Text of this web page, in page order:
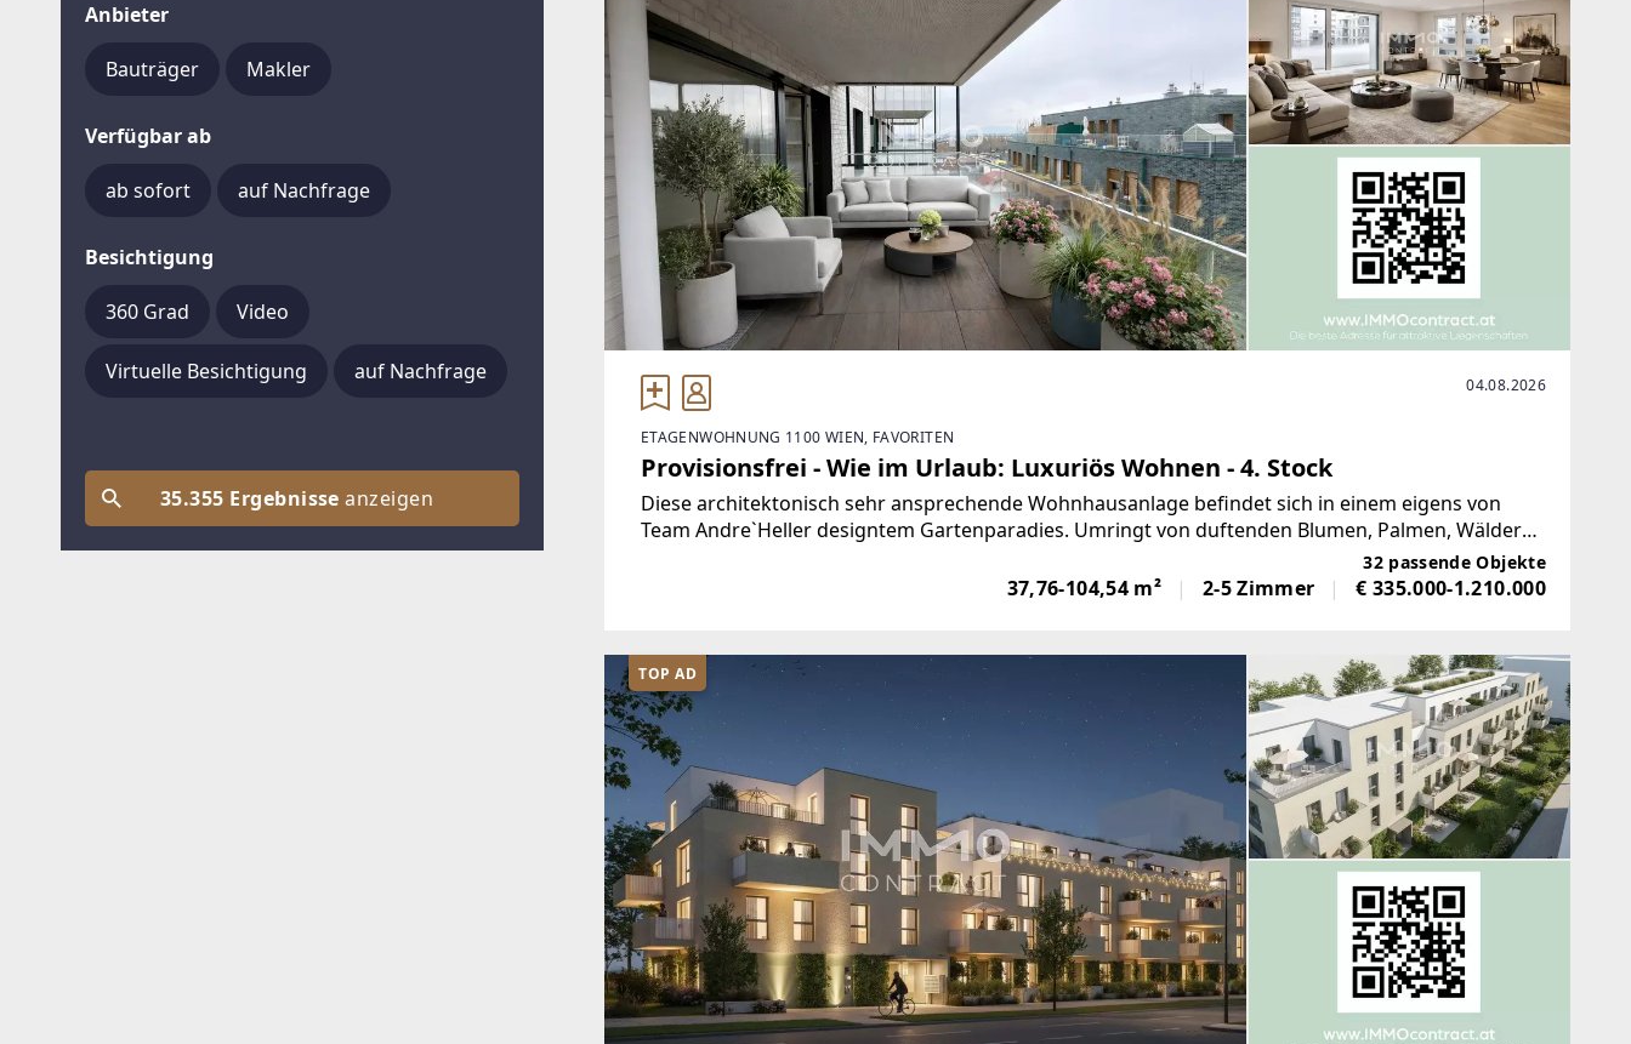
Anbieter
Bauträger Makler
Verfügbar ab
ab sofort auf Nachfrage
Besichtigung
360 Grad Video
Virtuelle Besichtigung auf Nachfrage
35.355 Ergebnisseanzeigen
04.08.2026
ETAGENWOHNUNG 1100 WIEN, FAVORITEN
Provisionsfrei - Wie im Urlaub: Luxuriös Wohnen - 4. Stock
Diese architektonisch sehr ansprechende Wohnhausanlage befindet sich in einem eigens von
Team Andre`Heller designtem Gartenparadies. Umringt von duftenden Blumen, Palmen, Wäldern,
32 passende Objekte
37,76-104,54 m² 2-5 Zimmer € 335.000-1.210.000
TOP AD